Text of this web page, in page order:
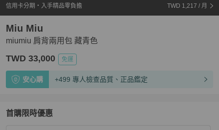
信用卡分期・入手精品零負擔 TWD 1,217 / 月
miumiu 肩背兩用包 藏青色
Miu Miu
TWD 33,000 免運
安心購 +499 專人檢查品質、正品鑑定
首購限時優惠